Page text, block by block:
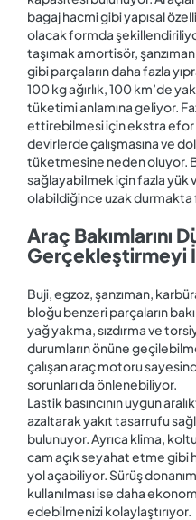
bagaj hacmi gibi yapısal
olacak formda
taşımak amortisör,
gibi parçaların daha fazla
100 kg ağırlık, 100 km’de
tüketimi anlamına geliyor.
ettirebilmesi için ekstra efor
devirlerde çalışmasına ve
tüketmesine neden oluyor.
sağlayabilmek için fazla yük
olabildiğince uzak durmakta
Araç Bakımlarını
Gerçekleştirmeyi
Buji, egzoz, şanzıman,
bloğu benzeri parçaların
yağ yakma, sızdırma ve
durumların önüne
çalışan araç motoru
sorunları da önlenebiliyor.
Lastik basıncının uygun
azaltarak yakıt tasarrufu
bulunuyor. Ayrıca klima,
cam açık seyahat etme gibi
yol açabiliyor. Sürüş
kullanılması ise daha
edebilmenizi kolaylaştırıyor.